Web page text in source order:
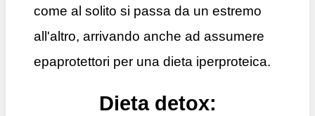
come al solito si passa da un estremo
all'altro, arrivando anche ad assumere
epaprotettori per una dieta iperproteica.
Dieta detox: